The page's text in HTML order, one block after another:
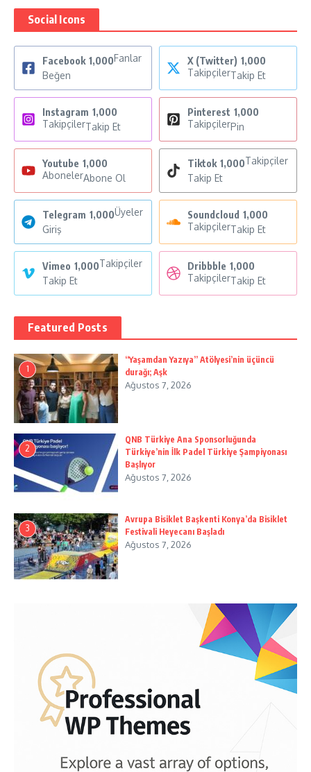
Social Icons
Facebook 1,000Fanlar
Beğen
X (Twitter) 1,000
TakipçilerTakip Et
Instagram 1,000
TakipçilerTakip Et
Pinterest 1,000
TakipçilerPin
Youtube 1,000
AbonelerAbone Ol
Tiktok 1,000Takipçiler
Takip Et
Telegram 1,000Üyeler
Giriş
Soundcloud 1,000
TakipçilerTakip Et
Vimeo 1,000Takipçiler
Takip Et
Dribbble 1,000
TakipçilerTakip Et
Featured Posts
1
“Yaşamdan Yazıya” Atölyesi’nin üçüncü
durağı; Aşk
Ağustos 7, 2026
2
QNB Türkiye Ana Sponsorluğunda
Türkiye’nin İlk Padel Türkiye Şampiyonası
Başlıyor
Ağustos 7, 2026
3
Avrupa Bisiklet Başkenti Konya’da Bisiklet
Festivali Heyecanı Başladı
Ağustos 7, 2026